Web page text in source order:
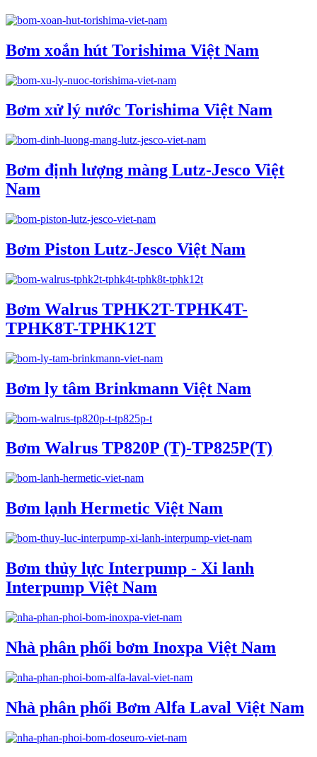
Bơm xoắn hút Torishima Việt Nam
Bơm xử lý nước Torishima Việt Nam
Bơm định lượng màng Lutz-Jesco Việt
Nam
Bơm Piston Lutz-Jesco Việt Nam
Bơm Walrus TPHK2T-TPHK4T-
TPHK8T-TPHK12T
Bơm ly tâm Brinkmann Việt Nam
Bơm Walrus TP820P (T)-TP825P(T)
Bơm lạnh Hermetic Việt Nam
Bơm thủy lực Interpump - Xi lanh
Interpump Việt Nam
Nhà phân phối bơm Inoxpa Việt Nam
Nhà phân phối Bơm Alfa Laval Việt Nam